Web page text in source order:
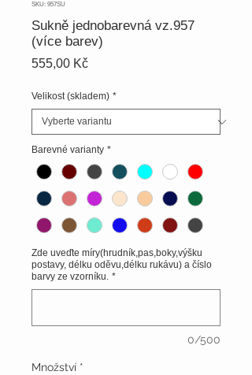
SKU: 957SU
Sukně jednobarevná vz.957
(více barev)
555,00 KčCena
Velikost (skladem) *
Barevné varianty *
Zde uveďte míry(hrudník,pas,boky,výšku
postavy, délku oděvu,délku rukávu) a číslo
barvy ze vzorníku. *
0/500
Množství *